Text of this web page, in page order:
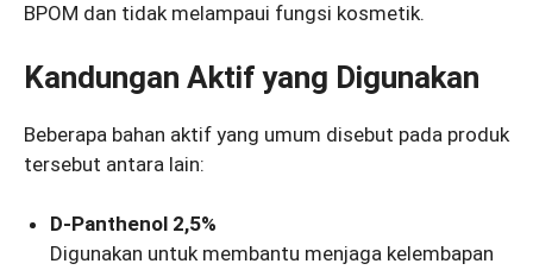
BPOM dan tidak melampaui fungsi kosmetik.
Kandungan Aktif yang Digunakan
Beberapa bahan aktif yang umum disebut pada produk
tersebut antara lain:
D-Panthenol 2,5%
Digunakan untuk membantu menjaga kelembapan